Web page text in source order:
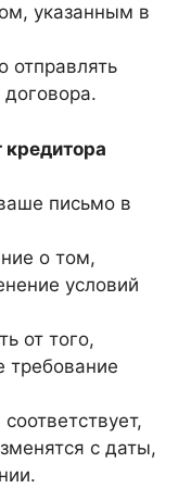
указанным в
отправлять
письмо в
о том,
условий
от того,
требование
с даты,